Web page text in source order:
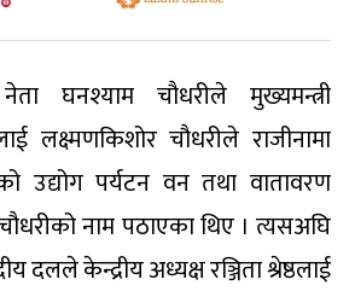
घनश्याम चौधरीले मुख्यमन्त्री
लक्ष्मणकिशोर चौधरीले राजीनामा
उद्योग पर्यटन वन तथा वातावरण
चौधरीको नाम पठाएका थिए । त्यसअघि
दलले केन्द्रीय अध्यक्ष रञ्जिता श्रेष्ठलाई